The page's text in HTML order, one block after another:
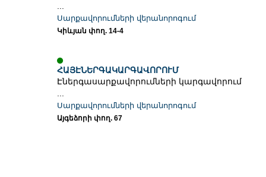
Սարքավորումների վերանորոգում
Կիևյան փող. 14-4
ՀԱՅԷՆԵՐԳԱԿԱՐԳԱՎՈՐՈՒՄ
Էներգասարքավորումների կարգավորում
Սարքավորումների վերանորոգում
Այգեձորի փող. 67